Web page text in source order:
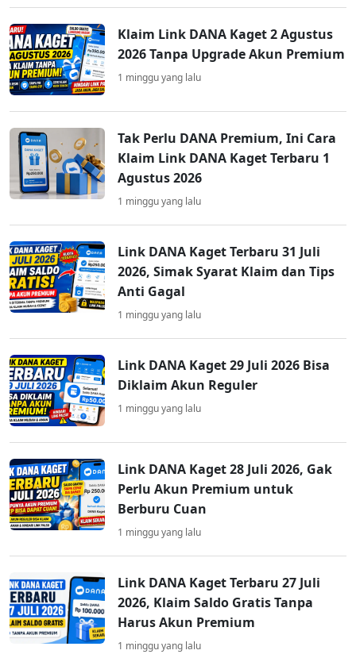
Klaim Link DANA Kaget 2 Agustus
2026 Tanpa Upgrade Akun Premium
1 minggu yang lalu
Tak Perlu DANA Premium, Ini Cara
Klaim Link DANA Kaget Terbaru 1
Agustus 2026
1 minggu yang lalu
Link DANA Kaget Terbaru 31 Juli
2026, Simak Syarat Klaim dan Tips
Anti Gagal
1 minggu yang lalu
Link DANA Kaget 29 Juli 2026 Bisa
Diklaim Akun Reguler
1 minggu yang lalu
Link DANA Kaget 28 Juli 2026, Gak
Perlu Akun Premium untuk
Berburu Cuan
1 minggu yang lalu
Link DANA Kaget Terbaru 27 Juli
2026, Klaim Saldo Gratis Tanpa
Harus Akun Premium
1 minggu yang lalu